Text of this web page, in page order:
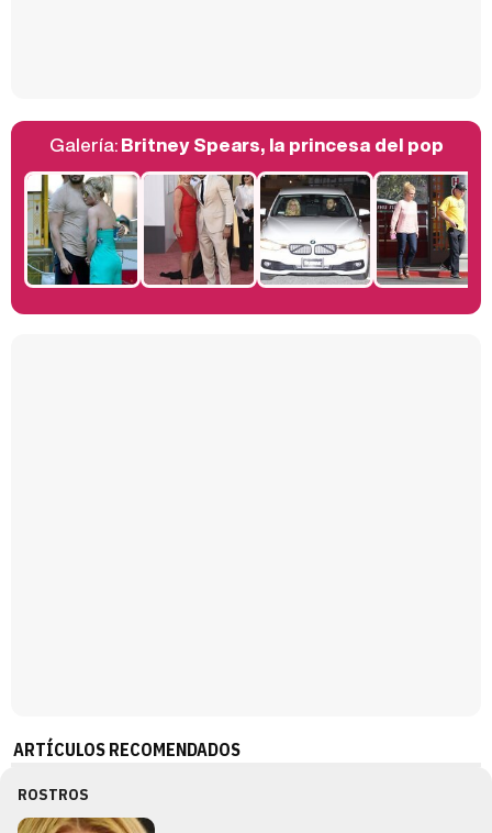
Manu Baqueiro: "Tuve como referente a Bruce Willis en 'Luz de Luna' para mi trabajo en la serie 'Perdiendo el juicio'"
Galería:Britney Spears, la princesa del pop
ARTÍCULOS RECOMENDADOS
ROSTROS